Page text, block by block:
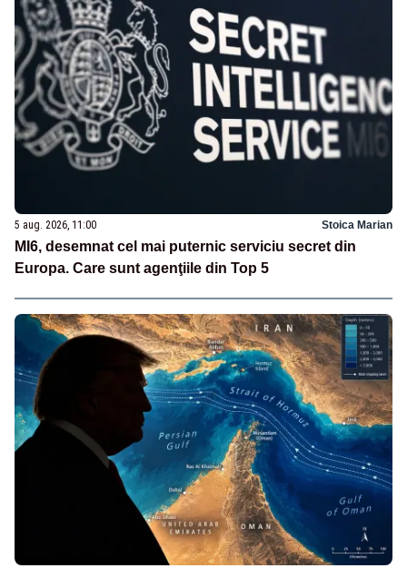
5 aug. 2026, 11:00 Stoica Marian
MI6, desemnat cel mai puternic serviciu secret din
Europa. Care sunt agenţiile din Top 5